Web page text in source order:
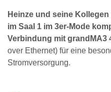
Heinze und seine
im Saal 1 im 3er-Mode
Verbindung mit grandMA3
over Ethernet) für eine
Stromversorgung.